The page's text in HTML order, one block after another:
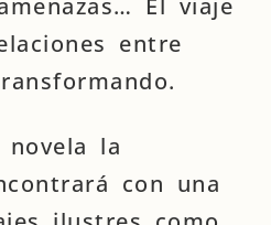
El viaje
entre
la
con una